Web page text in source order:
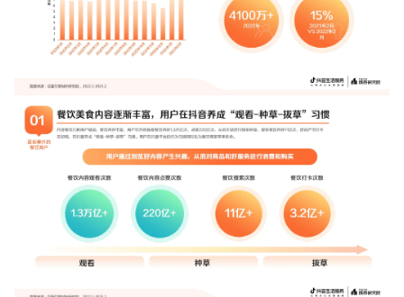
入驻有赞 认证代理商
有赞云 数据通服务